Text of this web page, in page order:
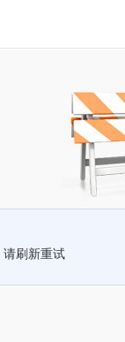
请刷新重试